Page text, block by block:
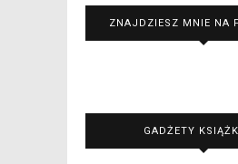
ZNAJDZIESZ MNIE NA
GADŻETY